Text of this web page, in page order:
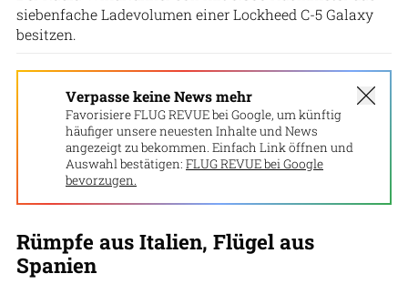
siebenfache Ladevolumen einer Lockheed C-5 Galaxy
besitzen.
Verpasse keine News mehr
Favorisiere FLUG REVUE bei Google, um künftig
häufiger unsere neuesten Inhalte und News
angezeigt zu bekommen. Einfach Link öffnen und
Auswahl bestätigen: FLUG REVUE bei Google
bevorzugen.
Rümpfe aus Italien, Flügel aus
Spanien